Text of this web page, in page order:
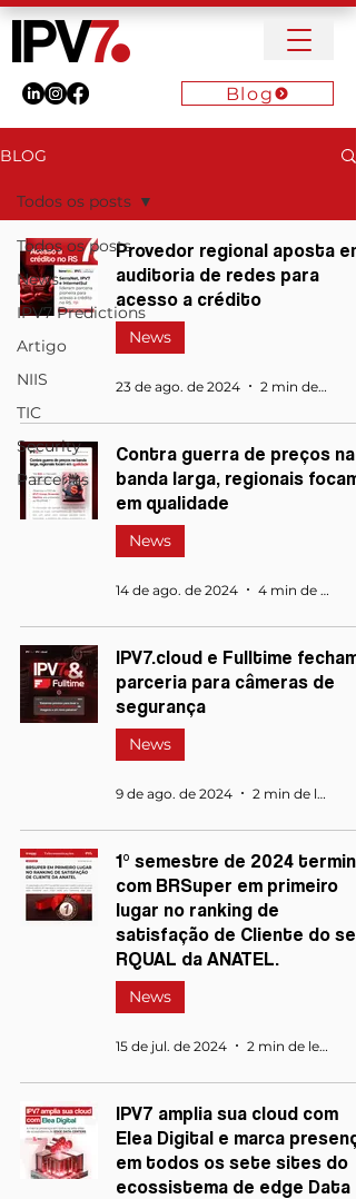
Blog
BLOG
Todos os posts
News
IPV7 Predictions
Artigo
NIIS
TIC
Security
Parcerias
Todos os posts
Provedor regional aposta em
auditoria de redes para
acesso a crédito
News
23 de ago. de 2024 2 min de leitura
Contra guerra de preços na
banda larga, regionais focam
em qualidade
News
14 de ago. de 2024 4 min de leitura
IPV7.cloud e Fulltime fecham
parceria para câmeras de
segurança
News
9 de ago. de 2024 2 min de leitura
1° semestre de 2024 termina
com BRSuper em primeiro
lugar no ranking de
satisfação de Cliente do
RQUAL da ANATEL.
News
15 de jul. de 2024 2 min de leitura
IPV7 amplia sua cloud com
Elea Digital e marca
em todos os sete sites do
ecossistema de edge Data